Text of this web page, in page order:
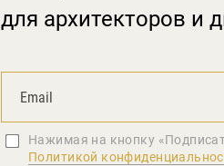
для архитекторов и
Нажимая на кнопку
Политикой